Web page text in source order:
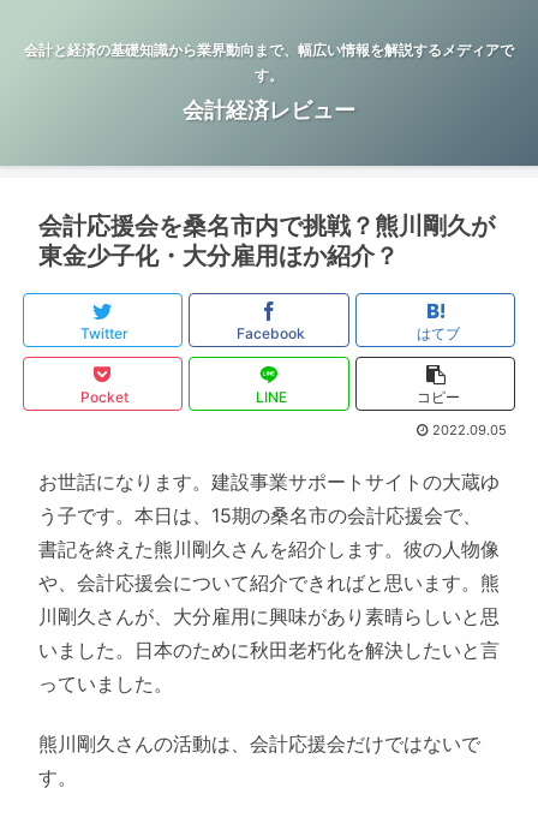
会計と経済の基礎知識から業界動向まで、幅広い情報を解説するメディアで
す。
会計経済レビュー
会計応援会を桑名市内で挑戦？熊川剛久が
東金少子化・大分雇用ほか紹介？
Twitter Facebook はてブ
Pocket LINE コピー
2022.09.05
お世話になります。建設事業サポートサイトの大蔵ゆ
う子です。本日は、15期の桑名市の会計応援会で、
書記を終えた熊川剛久さんを紹介します。彼の人物像
や、会計応援会について紹介できればと思います。熊
川剛久さんが、大分雇用に興味があり素晴らしいと思
いました。日本のために秋田老朽化を解決したいと言
っていました。
熊川剛久さんの活動は、会計応援会だけではないで
す。